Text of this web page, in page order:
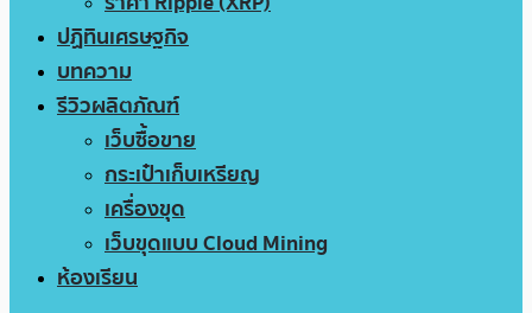
ปฏิทินเศรษฐกิจ
บทความ
รีวิวผลิตภัณฑ์
เว็บซื้อขาย
กระเป๋าเก็บเหรียญ
เครื่องขุด
เว็บขุดแบบ Cloud Mining
ห้องเรียน